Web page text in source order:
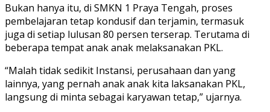
Bukan hanya itu, di SMKN 1 Praya Tengah, proses
pembelajaran tetap kondusif dan terjamin, termasuk
juga di setiap lulusan 80 persen terserap. Terutama di
beberapa tempat anak anak melaksanakan PKL.
“Malah tidak sedikit Instansi, perusahaan dan yang
lainnya, yang pernah anak anak kita laksanakan PKL,
langsung di minta sebagai karyawan tetap,” ujarnya.